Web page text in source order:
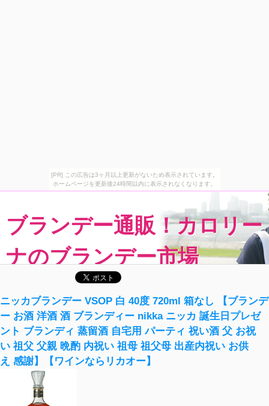
[PR] この広告は3ヶ月以上更新がないため表示されています。
ホームページを更新後24時間以内に表示されなくなります。
ブランデー通販！カロリー
ナのブランデー市場
ブランデー人気ランキング
ニッカブランデー VSOP 白 40度 720ml 箱なし 【ブランデ
ー お酒 洋酒 酒 ブランディー nikka ニッカ 誕生日プレゼ
ント ブランディ 蒸留酒 自宅用 パーティ 祝い酒 父 お祝
い 祖父 父親 晩酌 内祝い 祖母 祖父母 出産内祝い お供
え 感謝】【ワインならリカオー】